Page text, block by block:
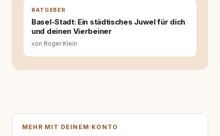
RATGEBER
Basel-Stadt: Ein städtisches Juwel für dich
und deinen Vierbeiner
von Roger Klein
MEHR MIT DEINEM KONTO